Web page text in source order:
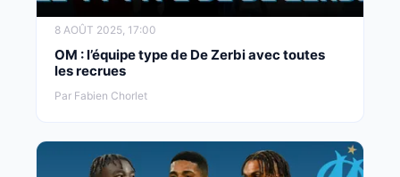
8 AOÛT 2025, 17:00
OM : l’équipe type de De Zerbi avec toutes
les recrues
Par Fabien Chorlet